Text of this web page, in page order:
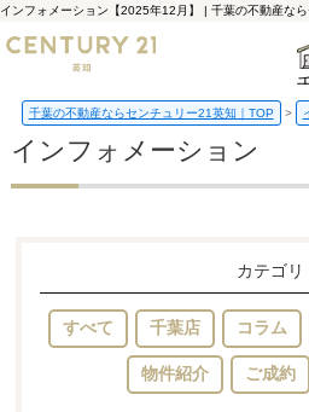
インフォメーション【2025年12月】 | 千葉の不動産な
千葉の不動産ならセンチュリー21英知｜TOP
インフォメーション
カテゴリ
すべて 千葉店 コラム
物件紹介 ご成約